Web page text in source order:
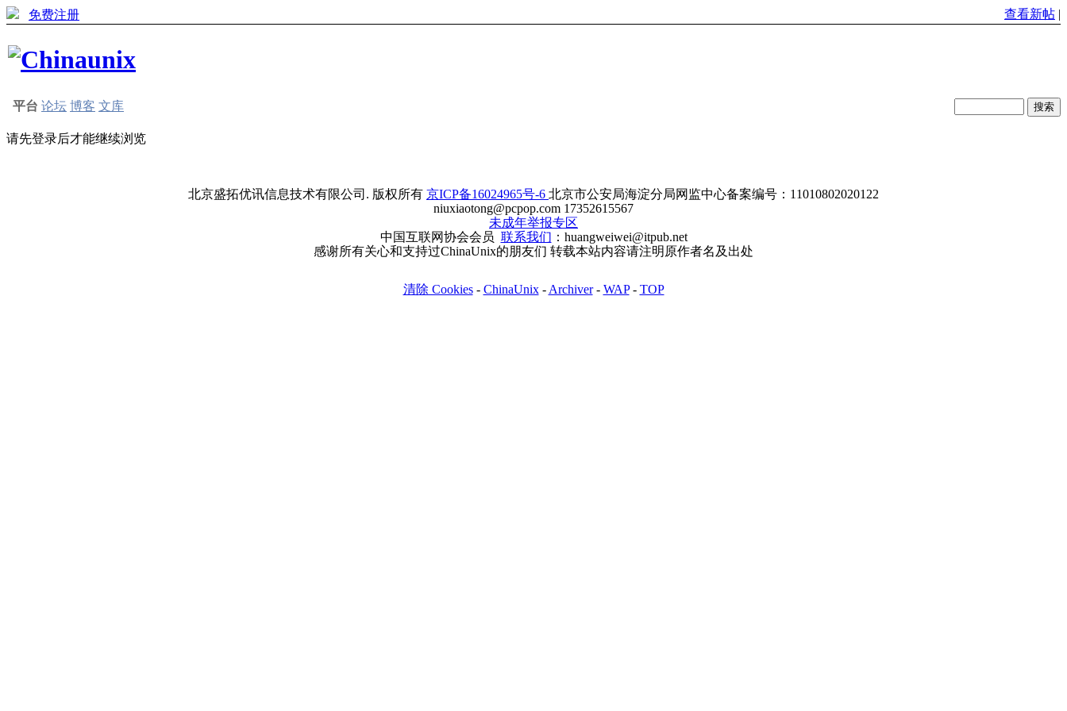
免费注册 查看新帖 |
平台 论坛 博客 文库
请先登录后才能继续浏览
北京盛拓优讯信息技术有限公司. 版权所有 京ICP备16024965号-6 北京市公安局海淀分局网监中心备案编号：11010802020122
niuxiaotong@pcpop.com 17352615567
未成年举报专区
中国互联网协会会员 联系我们 ：huangweiwei@itpub.net
感谢所有关心和支持过ChinaUnix的朋友们 转载本站内容请注明原作者名及出处
清除 Cookies- ChinaUnix- Archiver- WAP- TOP